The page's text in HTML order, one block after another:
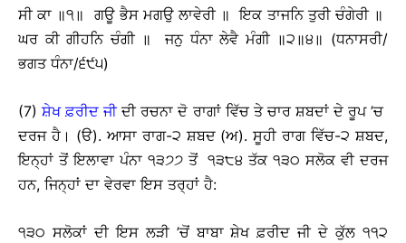
ਸੀ ਕਾ ॥੧॥ ਗਊ ਭੈਸ ਮਗਉ ਲਾਵੇਰੀ ॥ ਇਕ ਤਾਜਨਿ ਤੁਰੀ ਚੰਗੇਰੀ ॥
ਘਰ ਕੀ ਗੀਹਨਿ ਚੰਗੀ ॥ ਜਨੁ ਧੰਨਾ ਲੇਵੈ ਮੰਗੀ ॥੨॥੪॥ (ਧਨਾਸਰੀ/
ਭਗਤ ਧੰਨਾ/੬੯੫)
(7)ਸ਼ੇਖ ਫ਼ਰੀਦ ਜੀਦੀ ਰਚਨਾ ਦੋ ਰਾਗਾਂ ਵਿੱਚ ਤੇ ਚਾਰ ਸ਼ਬਦਾਂ ਦੇ ਰੂਪ ’ਚ
ਦਰਜ ਹੈ। (ੳ). ਆਸਾ ਰਾਗ-੨ ਸ਼ਬਦ (ਅ). ਸੂਹੀ ਰਾਗ ਵਿੱਚ-੨ ਸ਼ਬਦ,
ਇਨ੍ਹਾਂ ਤੋਂ ਇਲਾਵਾ ਪੰਨਾ ੧੩੭੭ ਤੋਂ ੧੩੮੪ ਤੱਕ ੧੩੦ ਸਲੋਕ ਵੀ ਦਰਜ
ਹਨ, ਜਿਨ੍ਹਾਂ ਦਾ ਵੇਰਵਾ ਇਸ ਤਰ੍ਹਾਂ ਹੈ:
੧੩੦ ਸਲੋਕਾਂ ਦੀ ਇਸ ਲੜੀ ’ਚੋਂ ਬਾਬਾ ਸ਼ੇਖ ਫ਼ਰੀਦ ਜੀ ਦੇ ਕੁੱਲ ੧੧੨